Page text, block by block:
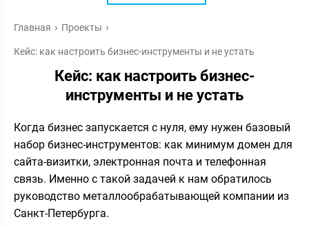
Главная Проекты
Кейс: как настроить бизнес-инструменты и не устать
Кейс: как настроить бизнес-
инструменты и не устать
Когда бизнес запускается с нуля, ему нужен базовый
набор бизнес-инструментов: как минимум домен для
сайта-визитки, электронная почта и телефонная
связь. Именно с такой задачей к нам обратилось
руководство металлообрабатывающей компании из
Санкт-Петербурга.